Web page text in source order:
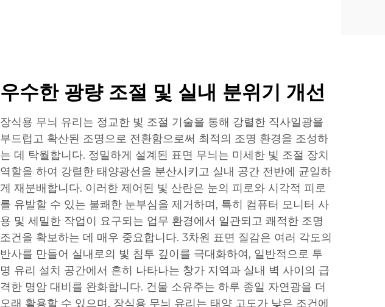
우수한 광량 조절 및 실내 분위기 개선
장식용 무늬 유리는 정교한 빛 조절 기술을 통해 강렬한 직사일광을
부드럽고 확산된 조명으로 전환함으로써 최적의 조명 환경을 조성하
는 데 탁월합니다. 정밀하게 설계된 표면 무늬는 미세한 빛 조절 장치
역할을 하여 강렬한 태양광선을 분산시키고 실내 공간 전반에 균일하
게 재분배합니다. 이러한 제어된 빛 산란은 눈의 피로와 시각적 피로
를 유발할 수 있는 불쾌한 눈부심을 제거하며, 특히 컴퓨터 모니터 사
용 및 세밀한 작업이 요구되는 업무 환경에서 일관되고 쾌적한 조명
조건을 확보하는 데 매우 중요합니다. 3차원 표면 질감은 여러 각도의
반사를 만들어 실내로의 빛 침투 깊이를 극대화하여, 일반적으로 투
명 유리 설치 공간에서 흔히 나타나는 창가 지역과 실내 벽 사이의 급
격한 명암 대비를 완화합니다. 건물 소유주는 하루 종일 자연광을 더
오래 활용할 수 있으며, 장식용 무늬 유리는 태양 고도가 낮은 조건에